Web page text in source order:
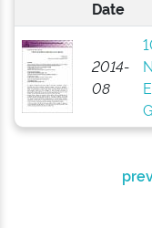
Date
2014-
08